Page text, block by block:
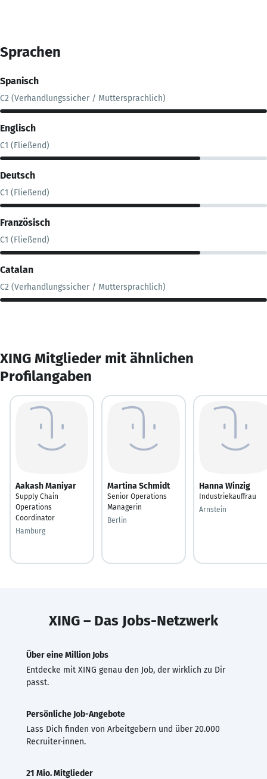
Sprachen
Spanisch
C2 (Verhandlungssicher / Muttersprachlich)
Englisch
C1 (Fließend)
Deutsch
C1 (Fließend)
Französisch
C1 (Fließend)
Catalan
C2 (Verhandlungssicher / Muttersprachlich)
XING Mitglieder mit ähnlichen
Profilangaben
Aakash Maniyar
Supply Chain
Operations
Coordinator
Hamburg
Martina Schmidt
Senior Operations
Managerin
Berlin
Hanna Winzig
Industriekauffrau
Arnstein
XING – Das Jobs-Netzwerk
Über eine Million Jobs
Entdecke mit XING genau den Job, der wirklich zu Dir
passt.
Persönliche Job-Angebote
Lass Dich finden von Arbeitgebern und über 20.000
Recruiter·innen.
21 Mio. Mitglieder